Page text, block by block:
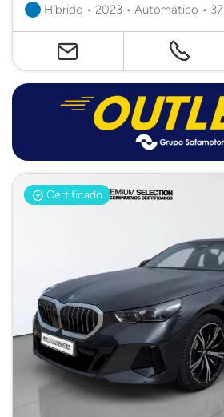
Híbrido • 2023 • Automático •
Certificado